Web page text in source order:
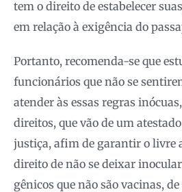
tem o direito de estabelecer
em relação à exigência do
Portanto, recomenda-se que
funcionários que não se
atender às essas regras
direitos, que vão de um
justiça, afim de garantir o livre
direito de não se deixar
gênicos que não são vacinas,